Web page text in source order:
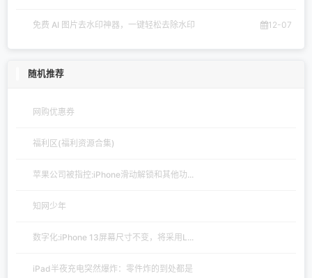
免费 AI 图片去水印神器，一键轻松去除水印 12-07
随机推荐
网购优惠券
福利区(福利资源合集)
苹果公司被指控:iPhone滑动解锁和其他功...
知网少年
数字化:iPhone 13屏幕尺寸不变，将采用L...
iPad半夜充电突然爆炸：零件炸的到处都是